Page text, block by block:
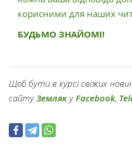
корисними для наших
БУДЬМО ЗНАЙОМІ!
Щоб бути в курсі свіжих
сайтуЗемлякуFacebook,